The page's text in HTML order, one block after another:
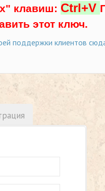
клавиш: Ctrl+V
этот ключ.
поддержки клиентов